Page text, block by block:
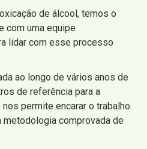
de álcool, temos o
com uma equipe
lidar com esse processo
ao longo de vários anos de
de referência para a
permite encarar o trabalho
metodologia comprovada de